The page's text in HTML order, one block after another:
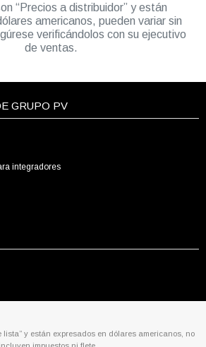
“Precios a distribuidor” y están
americanos, pueden variar sin
verificándolos con su ejecutivo
de ventas.
GRUPO PV
integradores
lista” y están expresados en dólares americanos, no